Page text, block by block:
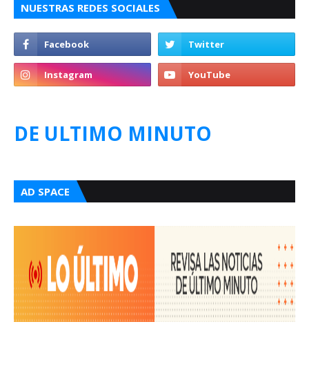
NUESTRAS REDES SOCIALES
DE ULTIMO MINUTO
AD SPACE